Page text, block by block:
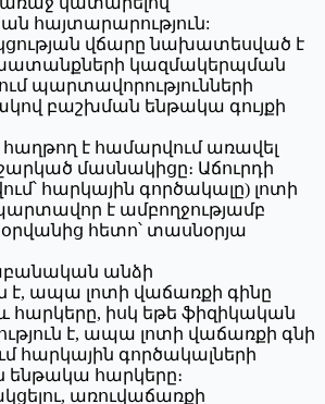
հայտարարություն:
վճարը նախատեսված է
կազմակերպման
պարտավորությունների
բաշխման ենթակա գույքի
հաղթող է համարվում առավել
մասնակիցը։ Աճուրդի
հարկային գործակալը) լոտի
է ամբողջությամբ
օրվանից հետո՝ տասնօրյա
անձի
է, ապա լոտի վաճառքի գինը
հարկերը, իսկ եթե ֆիզիկական
է, ապա լոտի վաճառքի գնի
հարկային գործակալների
ենթակա հարկերը։
առուվաճառքի